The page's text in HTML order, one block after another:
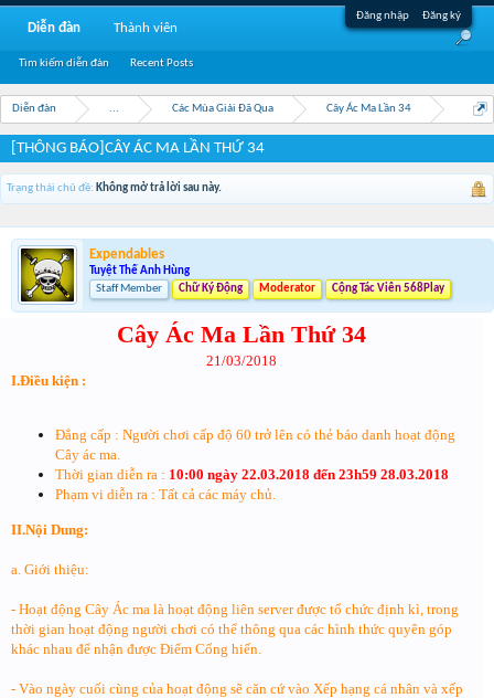
Đăng nhập Đăng ký
Diễn đàn ... Các Mùa Giải Đã Qua Cây Ác Ma Lần 34
[THÔNG BÁO]CÂY ÁC MA LẦN THỨ 34
Trạng thái chủ đề: Không mở trả lời sau này.
Expendables
Tuyệt Thế Anh Hùng
Staff Member
Chữ Ký Động Moderator Cộng Tác Viên 568Play
Cây Ác Ma Lần Thứ 34
21/03/2018
I.Điều kiện :
Đẳng cấp : Người chơi cấp độ 60 trở lên có thẻ báo danh hoạt động
Cây ác ma.
Thời gian diễn ra : 10:00 ngày 22.03.2018 đến 23h59 28.03.2018
Phạm vi diễn ra : Tất cả các máy chủ.
II.Nội Dung:
a. Giới thiệu:
- Hoạt động Cây Ác ma là hoạt động liên server được tổ chức định kì, trong
thời gian hoạt động người chơi có thể thông qua các hình thức quyên góp
khác nhau để nhận được Điểm Cống hiến.
- Vào ngày cuối cùng của hoạt động sẽ căn cứ vào Xếp hạng cá nhân và xếp
Diễn đàn
Tìm kiếm diễn đàn Recent Posts
Thành viên